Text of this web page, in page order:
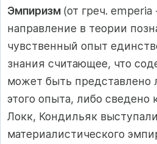
Эмпиризм (от греч.
направление в теории
чувственный опыт
знания считающее, что
может быть представлено
этого опыта, либо сведено
Локк, Кондильяк
материалистического